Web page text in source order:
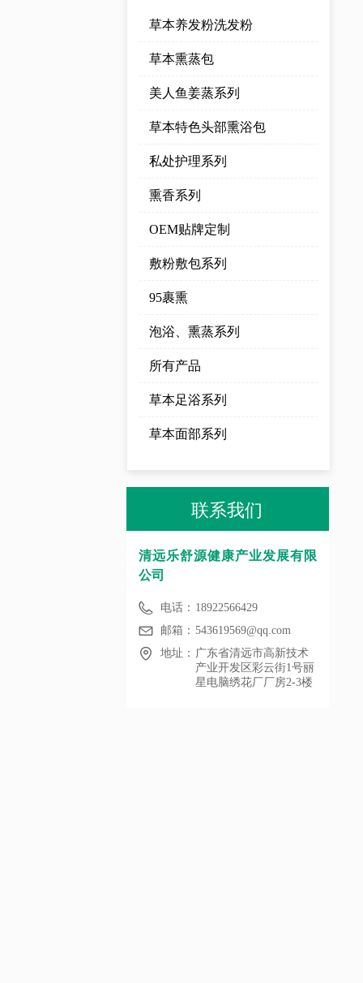
草本养发粉洗发粉
草本熏蒸包
美人鱼姜蒸系列
草本特色头部熏浴包
私处护理系列
熏香系列
OEM贴牌定制
敷粉敷包系列
95裹熏
泡浴、熏蒸系列
所有产品
草本足浴系列
草本面部系列
联系我们
电话： 18922566429
邮箱： 543619569@qq.com
地址： 广东省清远市高新技术
产业开发区彩云街1号丽
星电脑绣花厂厂房2-3楼
清远乐舒源健康产业发展有限
公司